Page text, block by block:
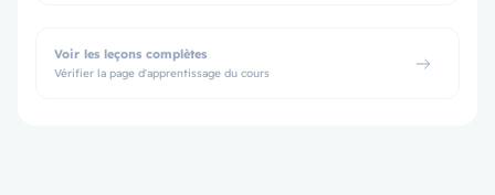
Voir les leçons complètes
Vérifier la page d'apprentissage du cours